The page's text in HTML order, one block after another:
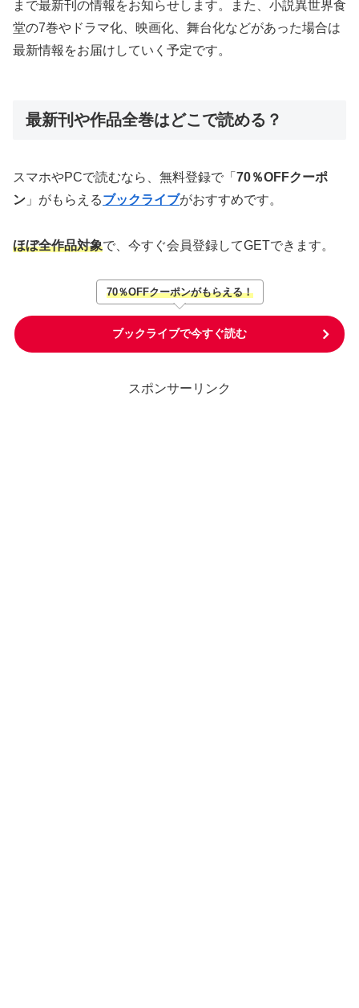
まで最新刊の情報をお知らせします。また、小説異世界食
堂の7巻やドラマ化、映画化、舞台化などがあった場合は
最新情報をお届けしていく予定です。
最新刊や作品全巻はどこで読める？
スマホやPCで読むなら、無料登録で「 70％OFFクーポ
ン 」がもらえるブックライブがおすすめです。
ほぼ全作品対象で、今すぐ会員登録してGETできます。
70％OFFクーポンがもらえる！
ブックライブで今すぐ読む
スポンサーリンク